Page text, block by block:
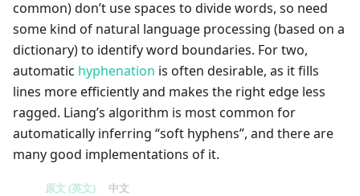
common) don’t use spaces to divide words, so need
some kind of natural language processing (based on a
dictionary) to identify word boundaries. For two,
automatic hyphenation is often desirable, as it fills
lines more efficiently and makes the right edge less
ragged. Liang’s algorithm is most common for
automatically inferring “soft hyphens”, and there are
many good implementations of it.
原文 (英文) 中文